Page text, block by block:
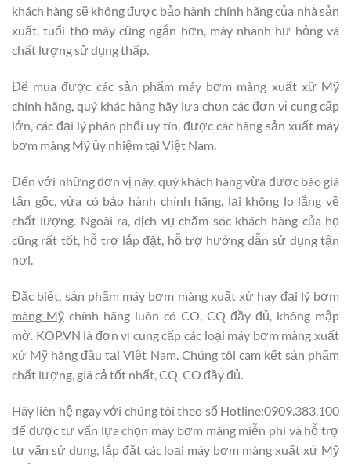
khách hàng sẽ không được bảo hành chính hãng của nhà sản
xuất, tuổi thọ máy cũng ngắn hơn, máy nhanh hư hỏng và
chất lượng sử dụng thấp.
Để mua được các sản phẩm máy bơm màng xuất xữ Mỹ
chính hãng, quý khác hàng hãy lựa chọn các đơn vị cung cấp
lớn, các đại lý phân phối uy tín, được các hãng sản xuất máy
bơm màng Mỹ ủy nhiệm tại Việt Nam.
Đến với những đơn vị này, quý khách hàng vừa được báo giá
tận gốc, vừa có bảo hành chính hãng, lại không lo lắng về
chất lượng. Ngoài ra, dịch vụ chăm sóc khách hàng của họ
cũng rất tốt, hỗ trợ lắp đặt, hỗ trợ hướng dẫn sử dụng tận
nơi.
Đặc biệt, sản phẩm máy bơm màng xuất xứ hay đại lý bơm
màng Mỹ chính hãng luôn có CO, CQ đầy đủ, không mập
mờ. KOP.VN là đơn vị cung cấp các loại máy bơm màng xuất
xứ Mỹ hàng đầu tại Việt Nam. Chúng tôi cam kết sản phẩm
chất lượng, giá cả tốt nhất, CQ, CO đầy đủ.
Hãy liên hệ ngay với chúng tôi theo số Hotline:0909.383.100
để được tư vấn lựa chọn máy bơm màng miễn phí và hỗ trợ
tư vấn sử dụng, lắp đặt các loại máy bơm màng xuất xứ Mỹ